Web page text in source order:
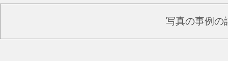
写真の事例の